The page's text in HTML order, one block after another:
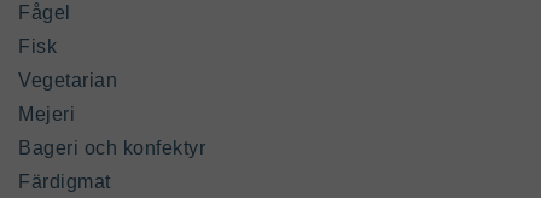
Fågel
Fisk
Vegetarian
Mejeri
Bageri och konfektyr
Färdigmat